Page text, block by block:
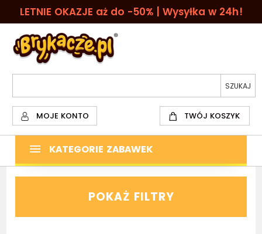
LETNIE OKAZJE aż do -50% | Wysyłka w 24h!
MOJE KONTO TWÓJ KOSZYK
KATEGORIE ZABAWEK
POKAŻ FILTRY